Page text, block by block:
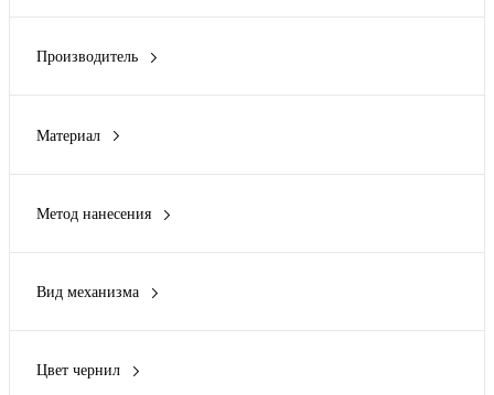
Производитель
William Lloyd
Материал
бамбук, металл
Метод нанесения
Гравировка (CO2 лазер)
Вид механизма
электронный
Цвет чернил